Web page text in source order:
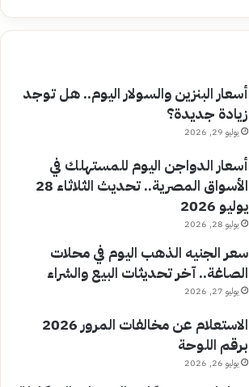
أسعار البنزين والسولار اليوم.. هل توجد
زيادة جديدة؟
يوليو 29, 2026
أسعار الدواجن اليوم للمستهلك في
الأسواق المصرية.. تحديث الثلاثاء 28
يوليو 2026
يوليو 28, 2026
سعر الجنيه الذهب اليوم في محلات
الصاغة.. آخر تحديثات البيع والشراء
يوليو 27, 2026
الاستعلام عن مخالفات المرور 2026
برقم اللوحة
يوليو 26, 2026